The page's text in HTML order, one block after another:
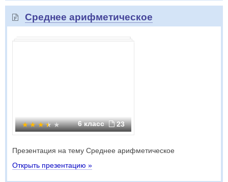
Среднее арифметическое
6 класс 23
Презентация на тему Среднее арифметическое
Открыть презентацию »